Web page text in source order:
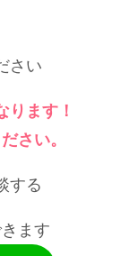
さい
ります！
さい。
する
ます